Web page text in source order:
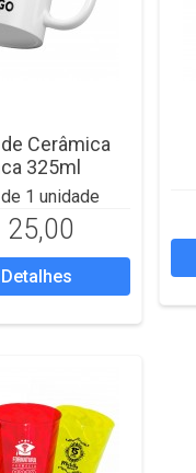
Cerâmica
325ml
1 unidade
25,00